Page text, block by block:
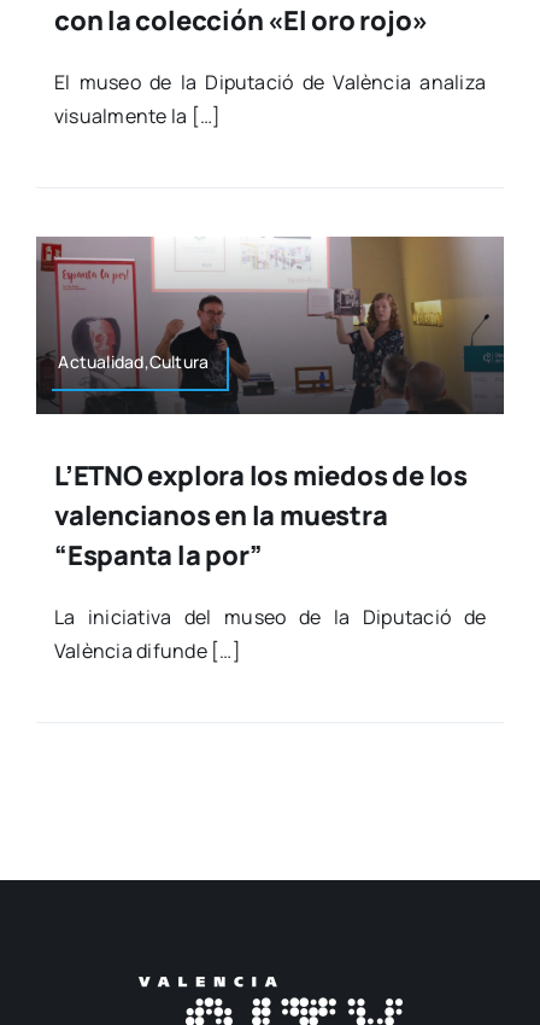
con la colección «El oro rojo»
El museo de la Dipu­tació de Valèn­cia ana­li­za
visual­men­te la […]
Actualidad,Cultura
L’ETNO explora los miedos de los
valencianos en la muestra
“Espanta la por”
La ini­cia­ti­va del museo de la Dipu­tació de
Valèn­cia difun­de […]